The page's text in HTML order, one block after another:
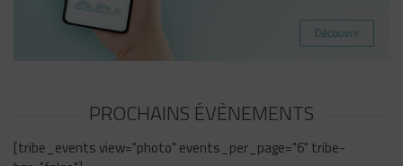
PROCHAINS ÉVÈNEMENTS
[tribe_events view="photo" events_per_page="6" tribe-